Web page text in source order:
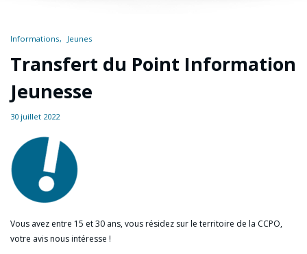
Informations Jeunes
Transfert du Point Information
Jeunesse
30 juillet 2022
Vous avez entre 15 et 30 ans, vous résidez sur le territoire de la CCPO,
votre avis nous intéresse !